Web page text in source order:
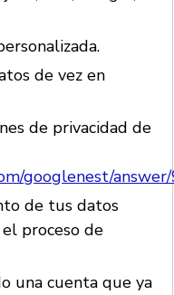
de vez en
de privacidad de
googlenest/
de tus datos
proceso de
una cuenta que ya